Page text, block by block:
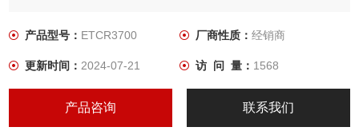
产品型号： ETCR3700 厂商性质： 经销商
更新时间：2024-07-21 访 问 量： 1568
产品咨询 联系我们